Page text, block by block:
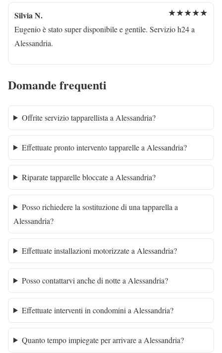
Silvia N. ★★★★★
Eugenio è stato super disponibile e gentile. Servizio h24 a
Alessandria.
Domande frequenti
Offrite servizio tapparellista a Alessandria?
Effettuate pronto intervento tapparelle a Alessandria?
Riparate tapparelle bloccate a Alessandria?
Posso richiedere la sostituzione di una tapparella a
Alessandria?
Effettuate installazioni motorizzate a Alessandria?
Posso contattarvi anche di notte a Alessandria?
Effettuate interventi in condomini a Alessandria?
Quanto tempo impiegate per arrivare a Alessandria?